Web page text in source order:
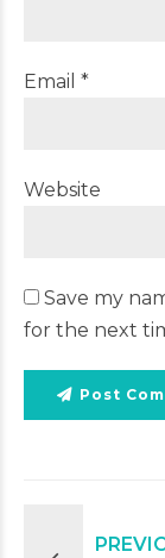
Email *
Website
Save my
for the next
Post